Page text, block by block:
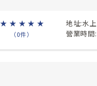
★ ★ ★ ★ ★
（0件）
地址:水
營業時